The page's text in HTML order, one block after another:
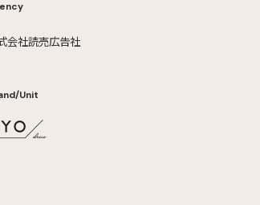
会社読売広告社
Unit